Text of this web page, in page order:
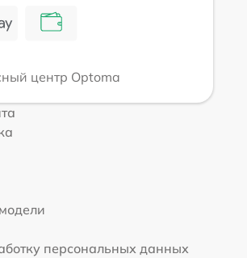
центр Optoma
персональных данных